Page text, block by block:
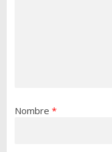
Nombre *